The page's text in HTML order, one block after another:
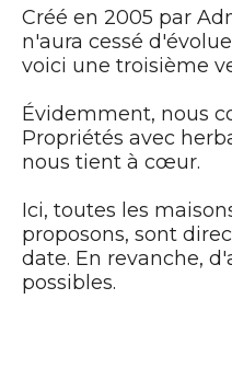
Créé en 2005 par
n'aura cessé
voici une troisième
Évidemment, nous
Propriétés avec
nous tient à cœur.
Ici, toutes les
proposons, sont
date. En revanche,
possibles.